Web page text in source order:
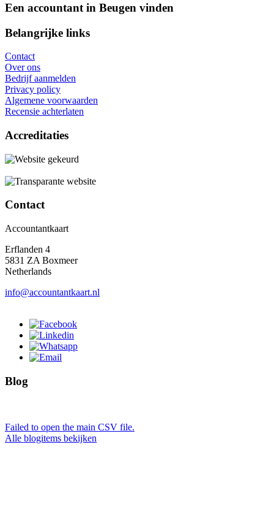
Een accountant in Beugen vinden
Belangrijke links
Contact
Over ons
Bedrijf aanmelden
Privacy policy
Algemene voorwaarden
Recensie achterlaten
Accreditaties
Contact
Accountantkaart
Erflanden 4
5831 ZA Boxmeer
Netherlands
info@accountantkaart.nl
Blog
Failed to open the main CSV file.
Alle blogitems bekijken